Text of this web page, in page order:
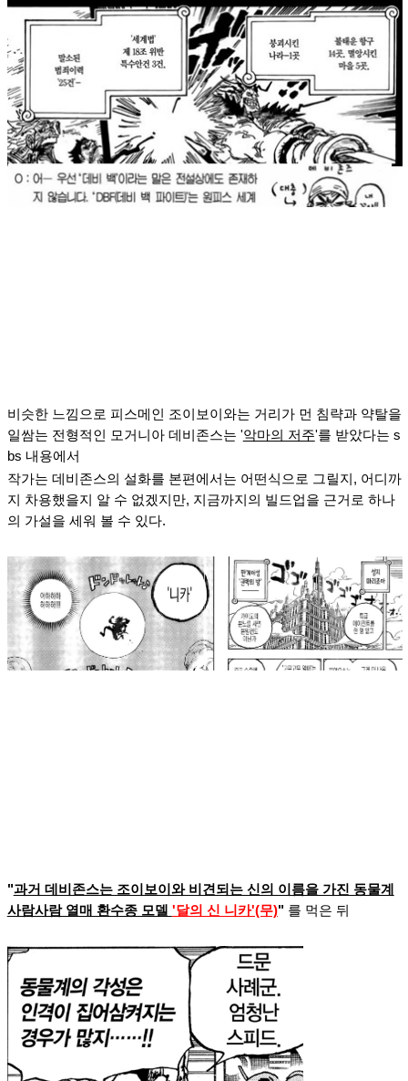
비슷한 느낌으로 피스메인 조이보이와는 거리가 먼 침략과 약탈을
일쌈는 전형적인 모거니아 데비존스는 '악마의 저주'를 받았다는 s
bs 내용에서
작가는 데비존스의 설화를 본편에서는 어떤식으로 그릴지, 어디까
지 차용했을지 알 수 없겠지만, 지금까지의 빌드업을 근거로 하나
의 가설을 세워 볼 수 있다.
"과거 데비존스는 조이보이와 비견되는 신의 이름을 가진 동물계
사람사람 열매 환수종 모델 '달의 신 니카'(무)"를 먹은 뒤